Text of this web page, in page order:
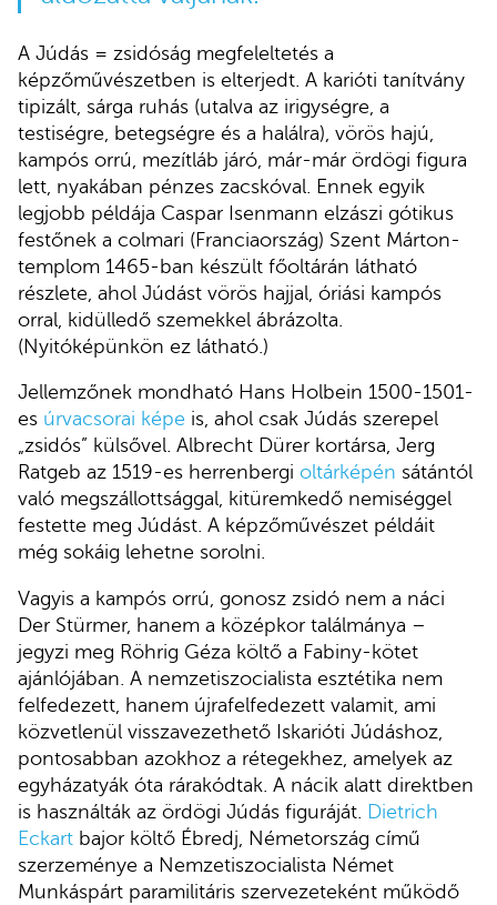
A Júdás = zsidóság megfeleltetés a
képzőművészetben is elterjedt. A karióti tanítvány
tipizált, sárga ruhás (utalva az irigységre, a
testiségre, betegségre és a halálra), vörös hajú,
kampós orrú, mezítláb járó, már-már ördögi figura
lett, nyakában pénzes zacskóval. Ennek egyik
legjobb példája Caspar Isenmann elzászi gótikus
festőnek a colmari (Franciaország) Szent Márton-
templom 1465-ban készült főoltárán látható
részlete, ahol Júdást vörös hajjal, óriási kampós
orral, kidülledő szemekkel ábrázolta.
(Nyitóképünkön ez látható.)
Jellemzőnek mondható Hans Holbein 1500-1501-
es úrvacsorai képe is, ahol csak Júdás szerepel
„zsidós” külsővel. Albrecht Dürer kortársa, Jerg
Ratgeb az 1519-es herrenbergi oltárképén sátántól
való megszállottsággal, kitüremkedő nemiséggel
festette meg Júdást. A képzőművészet példáit
még sokáig lehetne sorolni.
Vagyis a kampós orrú, gonosz zsidó nem a náci
Der Stürmer, hanem a középkor találmánya –
jegyzi meg Röhrig Géza költő a Fabiny-kötet
ajánlójában. A nemzetiszocialista esztétika nem
felfedezett, hanem újrafelfedezett valamit, ami
közvetlenül visszavezethető Iskarióti Júdáshoz,
pontosabban azokhoz a rétegekhez, amelyek az
egyházatyák óta rárakódtak. A nácik alatt direktben
is használták az ördögi Júdás figuráját. Dietrich
Eckart bajor költő Ébredj, Németország című
szerzeménye a Nemzetiszocialista Német
Munkáspárt paramilitáris szervezeteként működő